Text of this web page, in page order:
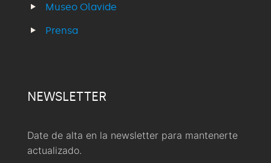
Museo Olavide
Prensa
NEWSLETTER
Date de alta en la newsletter para mantenerte
actualizado.